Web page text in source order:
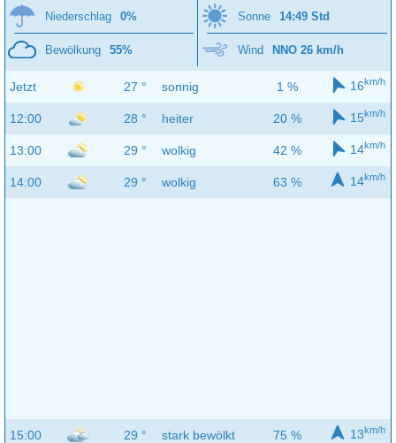
Niederschlag 0%
Bewölkung 55%
Sonne 14:49 Std
Wind NNO 26 km/h
Jetzt 27 ° sonnig 1 % 16km/h
12:00 28 ° heiter 20 % 15km/h
13:00 29 ° wolkig 42 % 14km/h
14:00 29 ° wolkig 63 % 14km/h
15:00 29 ° stark bewölkt 75 % 13km/h